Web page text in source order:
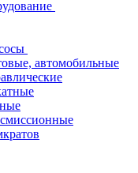
автомобильные